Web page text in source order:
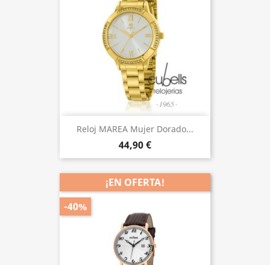
Reloj MAREA Mujer Dorado...
44,90 €
¡EN OFERTA!
-40%